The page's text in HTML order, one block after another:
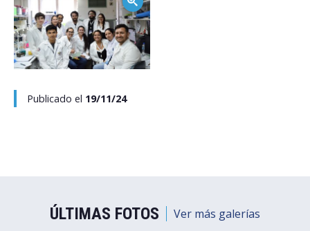
Publicado el 19/11/24
ÚLTIMAS FOTOS Ver más galerías